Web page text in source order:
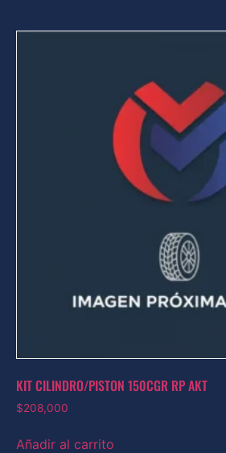
KIT CILINDRO/PISTON 150CGR RP AKT
$208,000
Añadir al carrito